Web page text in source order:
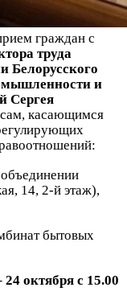
граждан с
труда
Белорусского
и
Сергея
касающимся
14, 2-й этаж),
бытовых
октября с 15.00